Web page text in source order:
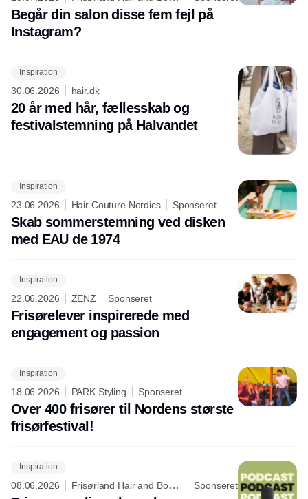
Care
Begår din salon disse fem fejl på
Instagram?
Inspiration
30.06.2026 hair.dk
20 år med hår, fællesskab og
festivalstemning på Halvandet
Inspiration
23.06.2026 Hair Couture Nordics Sponseret
Skab sommerstemning ved disken
med EAU de 1974
Inspiration
22.06.2026 ZENZ Sponseret
Frisørelever inspirerede med
engagement og passion
Inspiration
18.06.2026 PARK Styling Sponseret
Over 400 frisører til Nordens største
frisørfestival!
Inspiration
08.06.2026
Frisørland Hair and Body
Sponseret